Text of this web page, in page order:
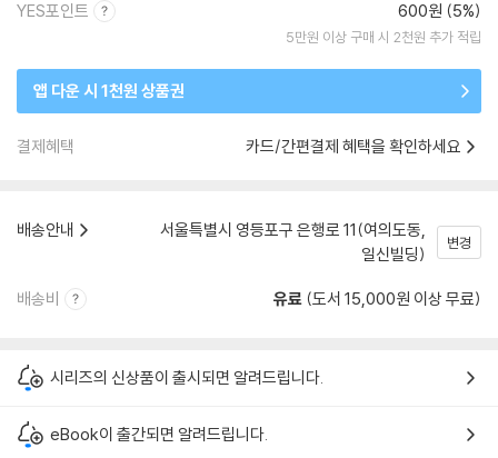
YES포인트 600원 (5%)
5만원 이상 구매 시 2천원 추가 적립
앱 다운 시 1천원 상품권
결제혜택 카드/간편결제 혜택을 확인하세요
배송안내
서울특별시 영등포구 은행로 11(여의도동,
일신빌딩)
변경
배송비 유료 (도서 15,000원 이상 무료)
시리즈의 신상품이 출시되면 알려드립니다.
eBook이 출간되면 알려드립니다.